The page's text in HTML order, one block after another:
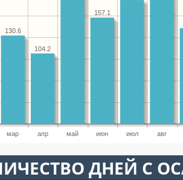
мар апр май июн июл авг
157.1
104.2
130.6
ДНЕЙ С